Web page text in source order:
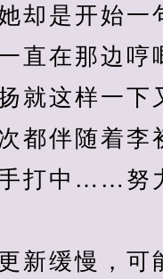
却是开始一
直在那边哼
这样一下
都伴随着李
中……努
缓慢，可